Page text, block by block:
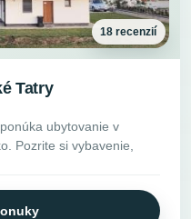
18 recenzií
Tatry
ubytovanie v
Pozrite si vybavenie,